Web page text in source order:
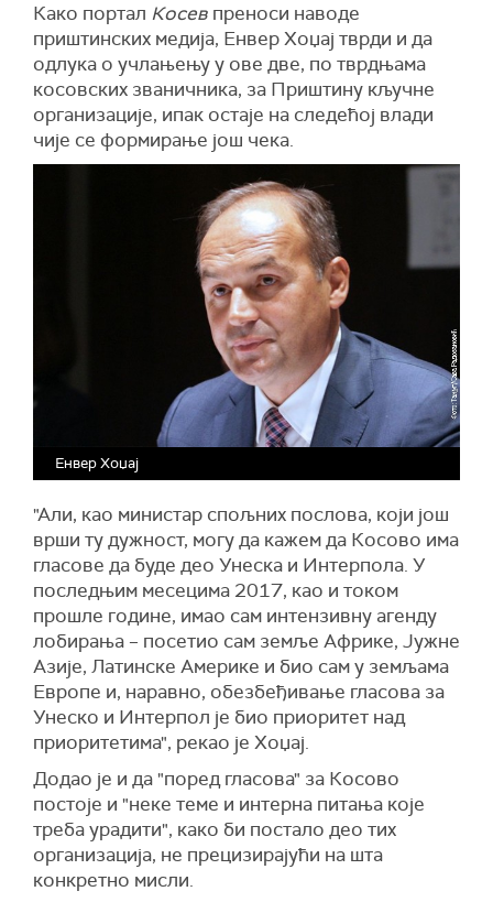
Како портал Косев преноси наводе
приштинских медија, Енвер Хоџај тврди и да
одлука о учлањењу у ове две, по тврдњама
косовских званичника, за Приштину кључне
организације, ипак остаје на следећој влади
чије се формирање још чека.
Енвер Хоџај
"Али, као министар спољних послова, који још
врши ту дужност, могу да кажем да Косово има
гласове да буде део Унеска и Интерпола. У
последњим месецима 2017, као и током
прошле године, имао сам интензивну агенду
лобирања – посетио сам земље Африке, Јужне
Азије, Латинске Америке и био сам у земљама
Европе и, наравно, обезбеђивање гласова за
Унеско и Интерпол је био приоритет над
приоритетима", рекао је Хоџај.
Додао је и да "поред гласова" за Косово
постоје и "неке теме и интерна питања које
треба урадити", како би постало део тих
организација, не прецизирајући на шта
конкретно мисли.